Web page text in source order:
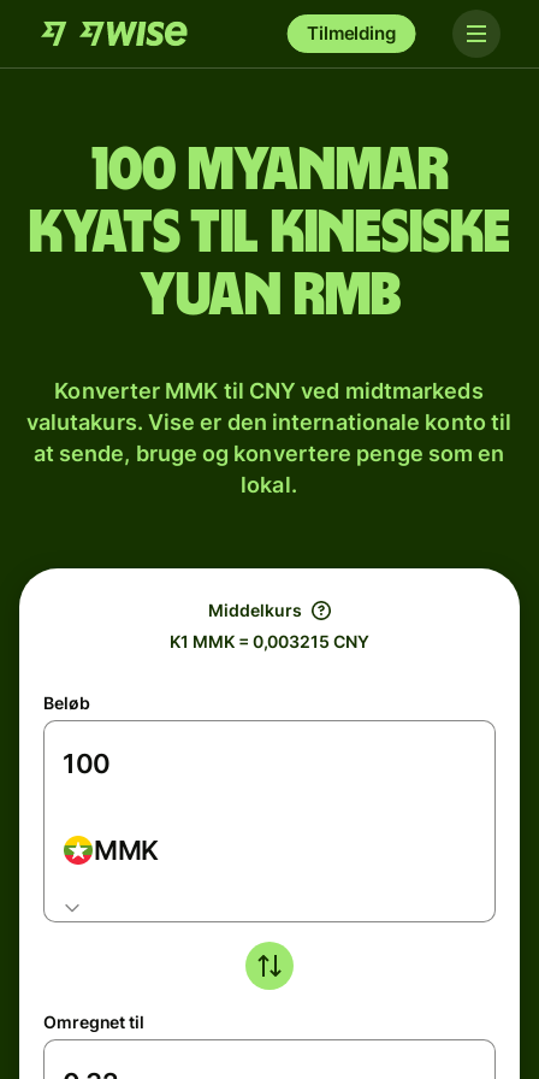
Tilmelding
100 myanmar
kyats til kinesiske
yuan rmb
Konverter MMK til CNY ved midtmarkeds
valutakurs. Vise er den internationale konto til
at sende, bruge og konvertere penge som en
lokal.
Middelkurs
K1 MMK = 0,003215 CNY
Beløb
MMK
Omregnet til